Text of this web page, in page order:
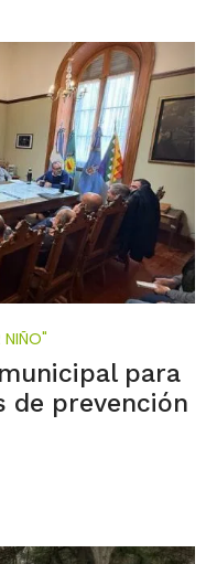
NIÑO"
para
de prevención